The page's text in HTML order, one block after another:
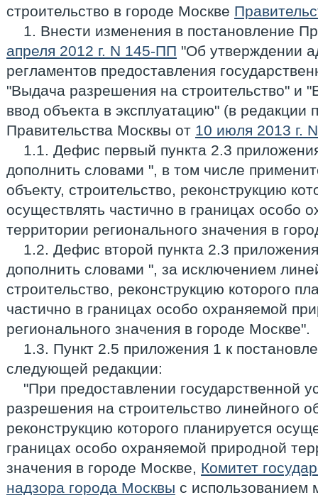
строительство в городе Москве
1. Внести изменения в постановление
апреля 2012 г. N 145-ПП "Об утверждении
регламентов предоставления
"Выдача разрешения на строительство" и
ввод объекта в эксплуатацию" (в редакции
Правительства Москвы от 10 июля 2013 г.
1.1. Дефис первый пункта 2.3
дополнить словами ", в том числе
объекту, строительство, реконструкцию
осуществлять частично в границах особо
территории регионального значения в
1.2. Дефис второй пункта 2.3
дополнить словами ", за исключением
строительство, реконструкцию которого
частично в границах особо охраняемой
регионального значения в городе Москве".
1.3. Пункт 2.5 приложения 1 к
следующей редакции:
"При предоставлении государственной
разрешения на строительство линейного
реконструкцию которого планируется
границах особо охраняемой природной
значения в городе Москве, Комитет
надзора города Москвы с использованием